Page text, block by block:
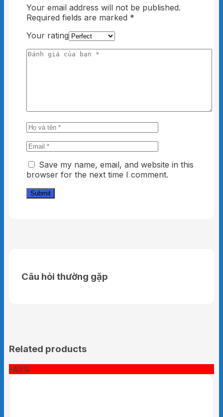
Your email address will not be published.
Required fields are marked *
Your rating
Save my name, email, and website in this
browser for the next time I comment.
Câu hỏi thường gặp
Related products
-43%